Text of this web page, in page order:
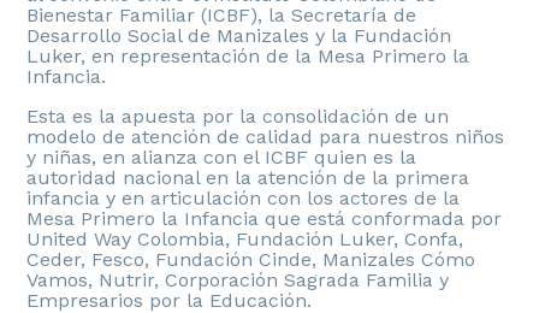
Bienestar Familiar (ICBF), la Secretaría de
Desarrollo Social de Manizales y la Fundación
Luker, en representación de la Mesa Primero la
Infancia.
Esta es la apuesta por la consolidación de un
modelo de atención de calidad para nuestros niños
y niñas, en alianza con el ICBF quien es la
autoridad nacional en la atención de la primera
infancia y en articulación con los actores de la
Mesa Primero la Infancia que está conformada por
United Way Colombia, Fundación Luker, Confa,
Ceder, Fesco, Fundación Cinde, Manizales Cómo
Vamos, Nutrir, Corporación Sagrada Familia y
Empresarios por la Educación.